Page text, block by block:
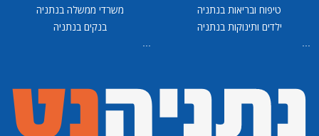
טיפוח ובריאות בנתניה
ילדים ותינוקות בנתניה
משרדי ממשלה בנתניה
בנקים בנתניה